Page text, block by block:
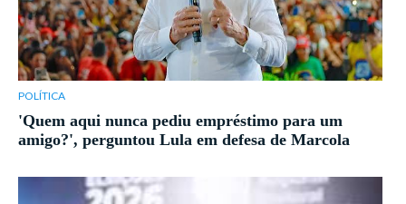
POLÍTICA
'Quem aqui nunca pediu empréstimo para um
amigo?', perguntou Lula em defesa de Marcola